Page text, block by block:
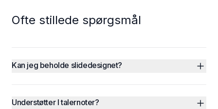
Ofte stillede spørgsmål
Kan jeg beholde slidedesignet?
Understøtter I talernoter?